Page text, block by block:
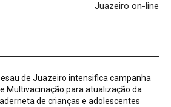
Juazeiro on-line
de Juazeiro intensifica campanha
Multivacinação para atualização da
de crianças e adolescentes